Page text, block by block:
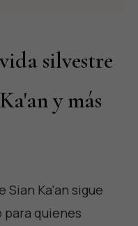
silvestre
y más
Sian Ka'an sigue
quienes